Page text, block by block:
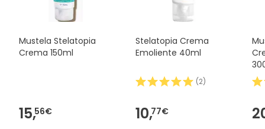
Mustela Stelatopia
Crema 150ml
15,56€
Stelatopia Crema
Emoliente 40ml
(2)
10,77€